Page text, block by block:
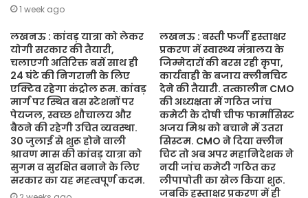
1 week ago
लखनऊ : कांवड़ यात्रा को लेकर
योगी सरकार की तैयारी,
चलाएगी अतिरिक्त बसें साथ ही
24 घंटे की निगरानी के लिए
एक्टिव रहेगा कंट्रोल रूम. कांवड़
मार्ग पर स्थित बस स्टेशनों पर
पेयजल, स्वच्छ शौचालय और
बैठने की रहेगी उचित व्यवस्था.
30 जुलाई से शुरू होने वाली
श्रावण मास की कांवड़ यात्रा को
सुगम व सुरक्षित बनाने के लिए
सरकार का यह महत्वपूर्ण कदम.
लखनऊ : बस्ती फर्जी हस्ताक्षर
प्रकरण में स्वास्थ्य मंत्रालय के
जिम्मेदारों की बरस रही कृपा,
कार्यवाही के बजाय क्लीनचिट
देने की तैयारी. तत्कालीन CMO
की अध्यक्षता में गठित जांच
कमेटी के दोषी चीफ फार्मासिस्ट
अजय मिश्र को बचाने में उतरा
सिस्टम. CMO ने दिया क्लीन
चिट तो अब अपर महानिदेशक ने
नयी जांच कमेटी गठित कर
लीपापोती का खेल किया शुरू.
जबकि हस्ताक्षर प्रकरण में ही